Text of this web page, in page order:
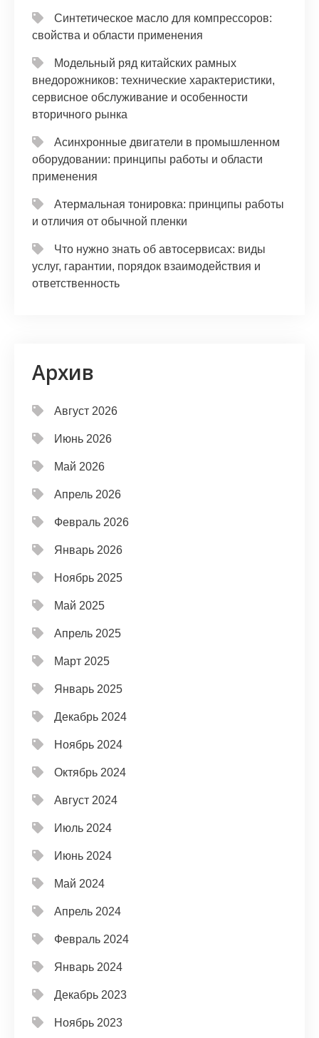
Синтетическое масло для компрессоров:
свойства и области применения
Модельный ряд китайских рамных
внедорожников: технические характеристики,
сервисное обслуживание и особенности
вторичного рынка
Асинхронные двигатели в промышленном
оборудовании: принципы работы и области
применения
Атермальная тонировка: принципы работы
и отличия от обычной пленки
Что нужно знать об автосервисах: виды
услуг, гарантии, порядок взаимодействия и
ответственность
Архив
Август 2026
Июнь 2026
Май 2026
Апрель 2026
Февраль 2026
Январь 2026
Ноябрь 2025
Май 2025
Апрель 2025
Март 2025
Январь 2025
Декабрь 2024
Ноябрь 2024
Октябрь 2024
Август 2024
Июль 2024
Июнь 2024
Май 2024
Апрель 2024
Февраль 2024
Январь 2024
Декабрь 2023
Ноябрь 2023